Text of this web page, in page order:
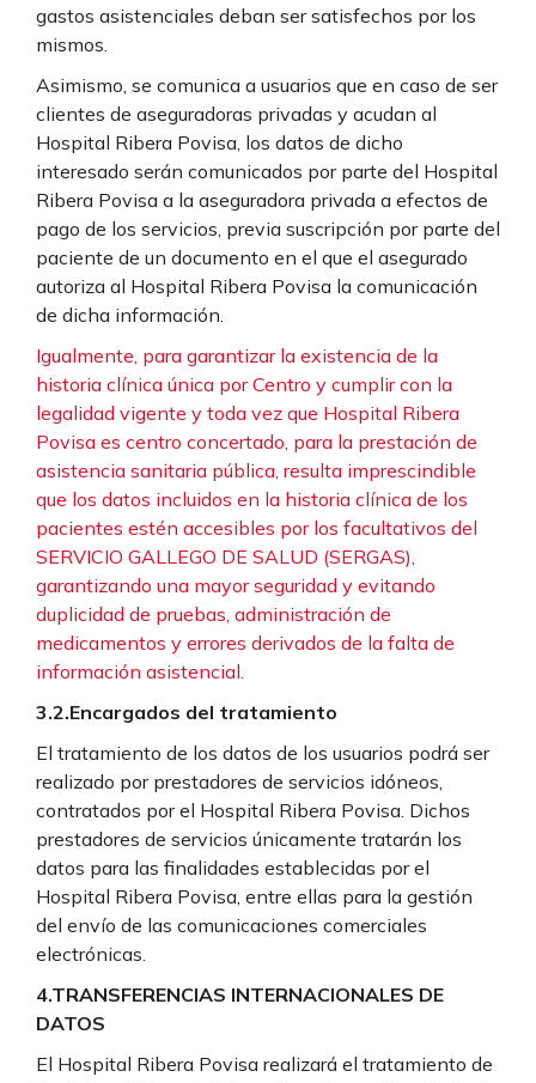
gastos asistenciales deban ser satisfechos por los
mismos.
Asimismo, se comunica a usuarios que en caso de ser
clientes de aseguradoras privadas y acudan al
Hospital Ribera Povisa, los datos de dicho
interesado serán comunicados por parte del Hospital
Ribera Povisa a la aseguradora privada a efectos de
pago de los servicios, previa suscripción por parte del
paciente de un documento en el que el asegurado
autoriza al Hospital Ribera Povisa la comunicación
de dicha información.
Igualmente, para garantizar la existencia de la
historia clínica única por Centro y cumplir con la
legalidad vigente y toda vez que Hospital Ribera
Povisa es centro concertado, para la prestación de
asistencia sanitaria pública, resulta imprescindible
que los datos incluidos en la historia clínica de los
pacientes estén accesibles por los facultativos del
SERVICIO GALLEGO DE SALUD (SERGAS),
garantizando una mayor seguridad y evitando
duplicidad de pruebas, administración de
medicamentos y errores derivados de la falta de
información asistencial.
3.2.Encargados del tratamiento
El tratamiento de los datos de los usuarios podrá ser
realizado por prestadores de servicios idóneos,
contratados por el Hospital Ribera Povisa. Dichos
prestadores de servicios únicamente tratarán los
datos para las finalidades establecidas por el
Hospital Ribera Povisa, entre ellas para la gestión
del envío de las comunicaciones comerciales
electrónicas.
4.TRANSFERENCIAS INTERNACIONALES DE
DATOS
El Hospital Ribera Povisa realizará el tratamiento de